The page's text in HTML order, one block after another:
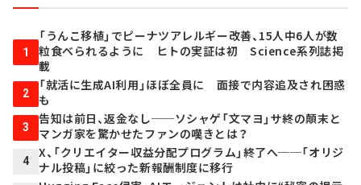
1
「うんこ移植」でピーナツアレルギー改善、15人中6人が数
粒食べられるように ヒトの実証は初 Science系列誌掲
載
2
「就活に生成AI利用」ほぼ全員に 面接で内容追及され困惑
も
3
告知は前日、返金なし──ソシャゲ「文マヨ」サ終の顛末と
マンガ家を驚かせたファンの嘆きとは？
4
X、「クリエイター収益分配プログラム」終了へ──「オリジ
ナル投稿」に絞った新報酬制度に移行